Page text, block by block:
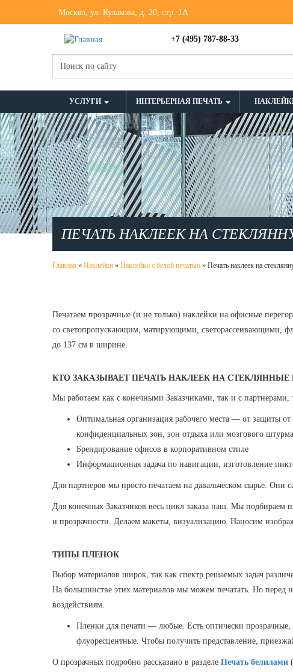
Москва, ул. Кулакова, д. 20, стр. 1А
+7 (495) 787-88-33
УСЛУГИ ИНТЕРЬЕРНАЯ ПЕЧАТЬ
ПЕЧАТЬ НАКЛЕЕК НА
Главная » Наклейки » Наклейки с белой печатью » Печать наклеек на
Печатаем прозрачные (и не только) наклейки на офисные
со светопропускающим, матирующими, светорассеивающими,
до 137 см в ширине.
КТО ЗАКАЗЫВАЕТ ПЕЧАТЬ НАКЛЕЕК НА СТЕКЛЯННЫЕ
Мы работаем как с конечными Заказчиками, так и с
Оптимальная организация рабочего места — от защиты
конфиденциальных зон, зон отдыха или мозгового
Брендирование офисов в корпоративном стиле
Информационная задача по навигации, изготовление
Для партнеров мы просто печатаем на давальческом сырье.
Для конечных Заказчиков весь цикл заказа наш. Мы подбираем
и прозрачности. Делаем макеты, визуализацию. Наносим
ТИПЫ ПЛЕНОК
Выбор материалов широк, так как спектр решаемых задач
На большинстве этих материалов мы можем печатать. Но перед
воздействиям.
Пленки для печати — любые. Есть оптически
флуоресцентные. Чтобы получить представление,
О прозрачных подробно рассказано в разделе Печать белилами